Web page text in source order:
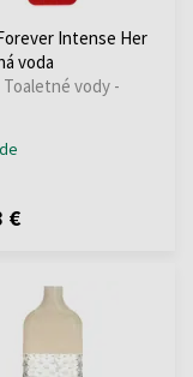
Intense Her
voda
Toaletné vody -
€